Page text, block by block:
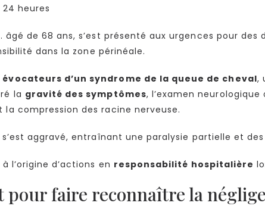
heures
de 68 ans, s’est présenté aux urgences pour
dans la zone périnéale.
d’un syndrome de la queue de cheval,
la gravité des symptômes, l’examen neurologique
compression des racine nerveuse.
aggravé, entraînant une paralysie partielle et
l’origine d’actions en responsabilité hospitalière
pour faire reconnaître la